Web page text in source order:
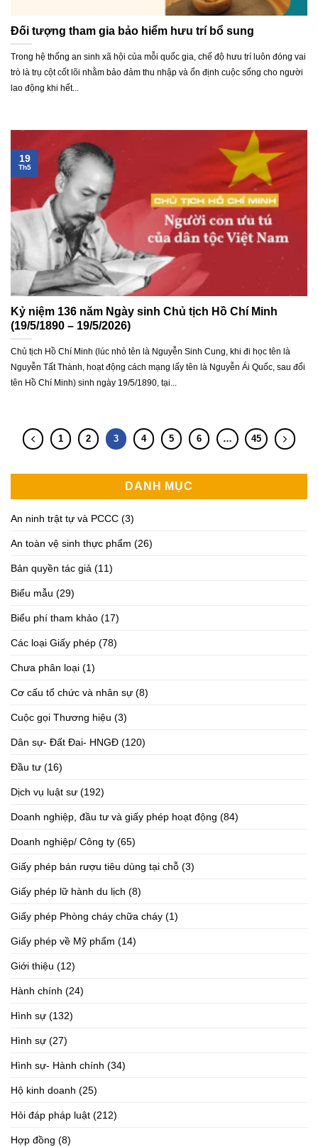
Đối tượng tham gia bảo hiểm hưu trí bổ sung
Trong hệ thống an sinh xã hội của mỗi quốc gia, chế độ hưu trí luôn đóng vai
trò là trụ cột cốt lõi nhằm bảo đảm thu nhập và ổn định cuộc sống cho người
lao động khi hết...
Kỷ niệm 136 năm Ngày sinh Chủ tịch Hồ Chí Minh
(19/5/1890 – 19/5/2026)
Chủ tịch Hồ Chí Minh (lúc nhỏ tên là Nguyễn Sinh Cung, khi đi học tên là
Nguyễn Tất Thành, hoạt động cách mạng lấy tên là Nguyễn Ái Quốc, sau đổi
tên Hồ Chí Minh) sinh ngày 19/5/1890, tại...
19
Th5
1 2 3 4 5 6 … 45
DANH MỤC
An ninh trật tự và PCCC (3)
An toàn vệ sinh thực phẩm (26)
Bản quyền tác giả (11)
Biểu mẫu (29)
Biểu phí tham khảo (17)
Các loại Giấy phép (78)
Chưa phân loại (1)
Cơ cấu tổ chức và nhân sự (8)
Cuộc gọi Thương hiệu (3)
Dân sự- Đất Đai- HNGĐ (120)
Đầu tư (16)
Dịch vụ luật sư (192)
Doanh nghiệp, đầu tư và giấy phép hoạt động (84)
Doanh nghiệp/ Công ty (65)
Giấy phép bán rượu tiêu dùng tại chỗ (3)
Giấy phép lữ hành du lịch (8)
Giấy phép Phòng cháy chữa cháy (1)
Giấy phép về Mỹ phẩm (14)
Giới thiệu (12)
Hành chính (24)
Hình sự (132)
Hình sự (27)
Hình sự- Hành chính (34)
Hộ kinh doanh (25)
Hỏi đáp pháp luật (212)
Hợp đồng (8)